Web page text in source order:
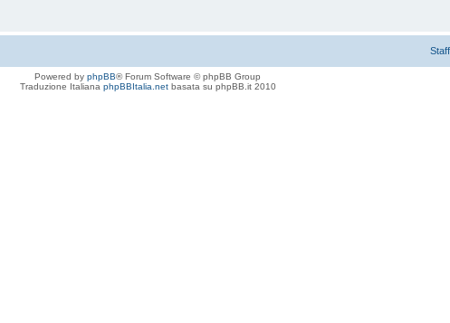
Staff
Powered by phpBB® Forum Software © phpBB Group
Traduzione Italiana phpBBItalia.netbasata su phpBB.it 2010